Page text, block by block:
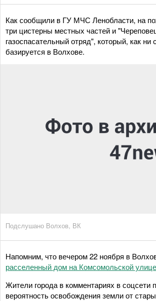
Как сообщили в ГУ МЧС Ленобласти, на
три цистерны местных частей и
газоспасательный отряд", который, как ни
базируется в Волхове.
Подслушано Волхов, ВК
Напомним, что вечером 22 ноября в
расселенный дом на Комсомольской улице
Жители города в комментариях в соцсети
вероятность освобождения земли от